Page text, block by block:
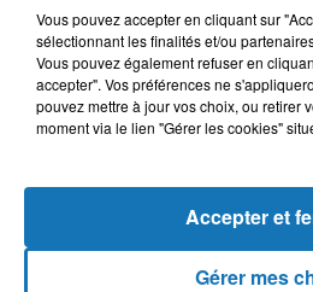
L’immigration, l’islam et les
les médias mainstream français,
NOS DERNIERS PODCASTS
27 décembre 2024
invitée Inti
Vous pouvez accepter en cliquant sur
sélectionnant les finalités et/ou
Vous pouvez également refuser en
accepter". Vos préférences ne
pouvez mettre à jour vos choix, ou retirer
moment via le lien "Gérer les cookies"
Gérer mes
Accepter et